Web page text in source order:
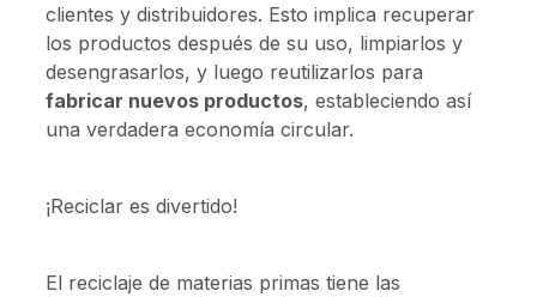
clientes y distribuidores. Esto implica recuperar
los productos después de su uso, limpiarlos y
desengrasarlos, y luego reutilizarlos para
fabricar nuevos productos, estableciendo así
una verdadera economía circular.
¡Reciclar es divertido!
El reciclaje de materias primas tiene las